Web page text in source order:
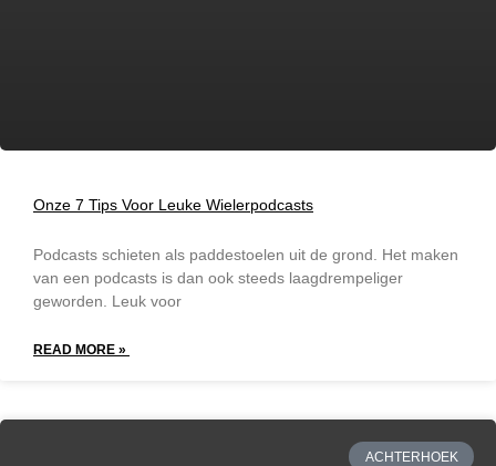
Onze 7 Tips Voor Leuke Wielerpodcasts
Podcasts schieten als paddestoelen uit de grond. Het maken
van een podcasts is dan ook steeds laagdrempeliger
geworden. Leuk voor
READ MORE »
ACHTERHOEK